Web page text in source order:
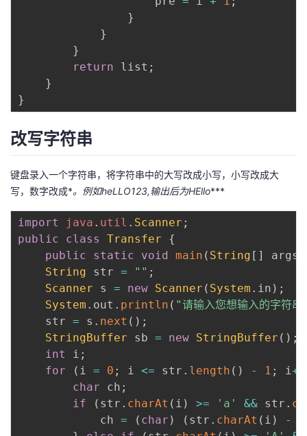
}
}
}
return list ;
}
}
改写字符串
键盘录入一个字符串，将字符串中的大写改成小写，小写改成大
写，数字改成*。例如heLLO123,输出后为HEllo***
import java . util . Scanner ;
public
class Transfer
{
public
static void main ( String [ ] args
String str = "" ;
Scanner s = new Scanner ( System . in ) ;
System . out . println ( "请输入您想输入的字符
    str
= s . next ( ) ;
StringBuffer sb = new StringBuffer ( ) ;
int
i ;
for
( i = 0 ; i <= str . length ( ) - 1 ; i ++
char ch ;
if
( str . charAt ( i ) >= 'a' && str .
            ch
= ( char ) ( str . charAt ( i ) -